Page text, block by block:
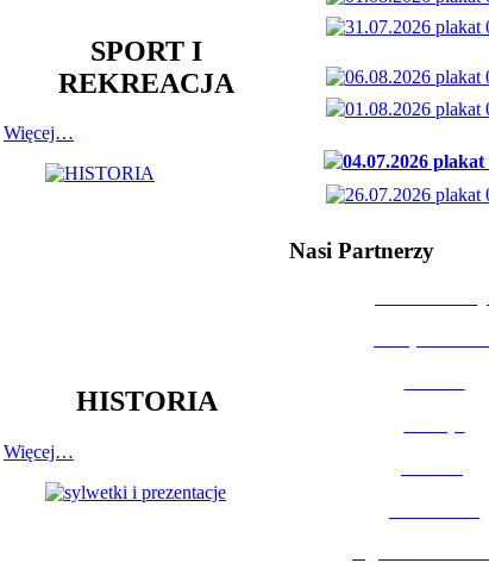
SPORT I
REKREACJA
Więcej…
HISTORIA
Więcej…
Nasi Partnerzy